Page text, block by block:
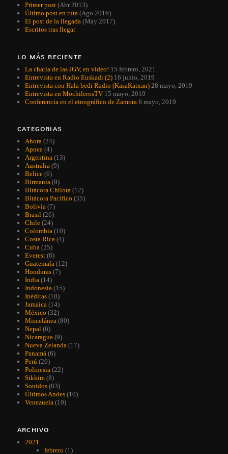
Primer post (Abr 2013)
Último post en ruta (Ago 2016)
El post de la llegada (May 2017)
Escritos tras llegar
LO MÁS RECIENTE
La charla de las JGV, en vídeo! 15 febrero, 2021
Entrevista en Radio Euskadi (2) 16 junio, 2019
Entrevista con Hala bedi Radio (KasaKatxan) 28 mayo, 2019
Entrevista en MochilerosTV 15 mayo, 2019
Conferencia en el etnográfico de Zamora 6 mayo, 2019
CATEGORIAS
Ahora (24)
Apnea (4)
Argentina (13)
Australia (9)
Belice (6)
Birmania (9)
Bitácora Chilota (12)
Bitácora Pacífico (35)
Bolivia (7)
Brasil (26)
Chile (24)
Colombia (10)
Costa Rica (4)
Cuba (25)
Everest (6)
Guatemala (12)
Honduras (7)
India (14)
Indonesia (15)
Inéditas (18)
Jamaica (14)
México (32)
Miscelánea (80)
Nepal (6)
Nicaragua (9)
Nueva Zelanda (17)
Panamá (6)
Perú (20)
Polinesia (22)
Sikkim (8)
Sonidos (83)
Últimos Andes (10)
Venezuela (10)
ARCHIVO
2021
febrero (1)